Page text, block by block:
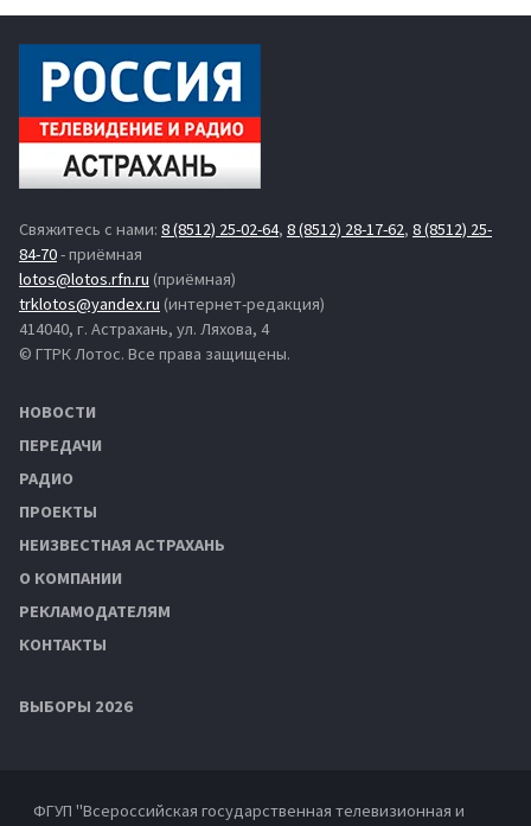
Свяжитесь с нами: 8 (8512) 25-02-64, 8 (8512) 28-17-62, 8 (8512) 25-
84-70- приёмная
lotos@lotos.rfn.ru (приёмная)
trklotos@yandex.ru (интернет-редакция)
414040, г. Астрахань, ул. Ляхова, 4
© ГТРК Лотос. Все права защищены.
НОВОСТИ
ПЕРЕДАЧИ
РАДИО
ПРОЕКТЫ
НЕИЗВЕСТНАЯ АСТРАХАНЬ
О КОМПАНИИ
РЕКЛАМОДАТЕЛЯМ
КОНТАКТЫ
ВЫБОРЫ 2026
ФГУП "Всероссийская государственная телевизионная и